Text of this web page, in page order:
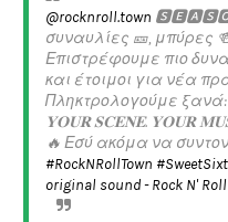
@rocknroll.town 🆂🅴🅰🆂🅾🅽
συναυλίες 🎫, μπύρες
Επιστρέφουμε πιο
και έτοιμοι για νέα
Πληκτρολογούμε ξανά:
𝐘𝐎𝐔𝐑 𝐒𝐂𝐄𝐍𝐄. 𝐘𝐎𝐔𝐑
🔥 Εσύ ακόμα να
#RockNRollTown
original sound - Rock N' Roll